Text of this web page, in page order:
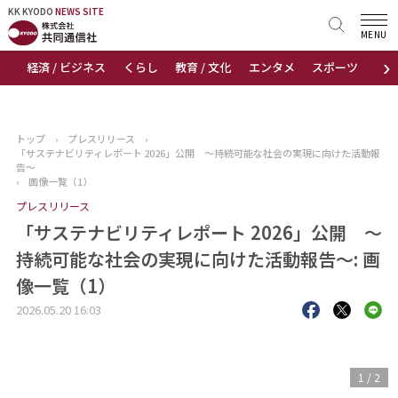
KK KYODO NEWS SITE
›
経済 / ビジネス くらし 教育 / 文化 エンタメ スポーツ 地域
MENU
KK KYODONEWS SITE
トップページ
ニュース
おすすめコンテンツ
出版物
会社概要
トップ › プレスリリース
›
「サステナビリティレポート 2026」公開 ～持続可能な社会の実現に向けた活動報
告～
›
画像一覧（1）
プレスリリース
「サステナビリティレポート 2026」公開 ～
持続可能な社会の実現に向けた活動報告～: 画
像一覧（1）
2026.05.20 16:03
1 / 2